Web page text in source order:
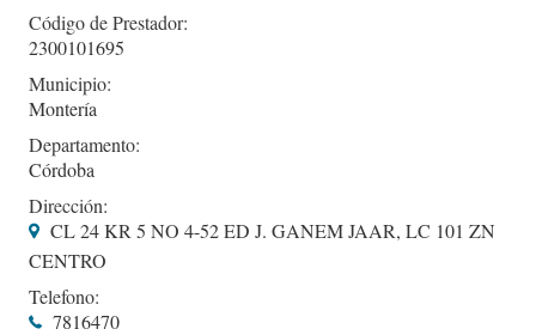
Código de Prestador:
2300101695
Municipio:
Montería
Departamento:
Córdoba
Dirección:
CL 24 KR 5 NO 4-52 ED J. GANEM JAAR, LC 101 ZN
CENTRO
Telefono:
7816470